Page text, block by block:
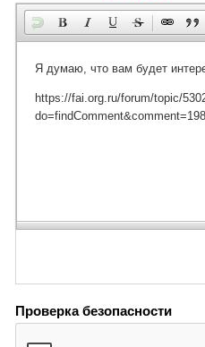
Проверка безопасности